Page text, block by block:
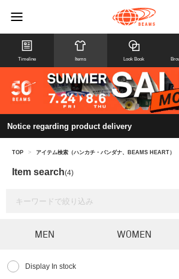
Timeline Items Look Book
Notice regarding product delivery
TOP > アイテム検索（ハンカチ・バンダナ、BEAMS HEART）
Item search(4)
MEN WOMEN
Display In stock